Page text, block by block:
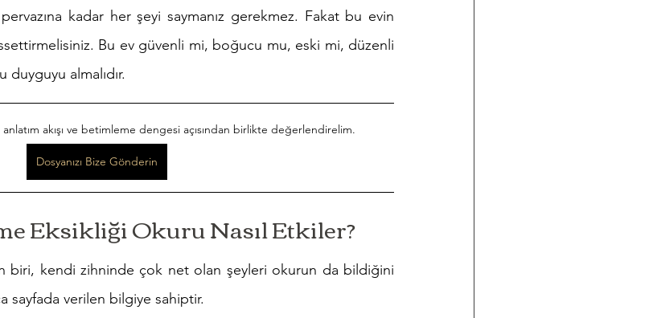
kadar her şeyi saymanız gerekmez. Fakat bu evin
Bu ev güvenli mi, boğucu mu, eski mi, düzenli
almalıdır.
akışı ve betimleme dengesi açısından birlikte değerlendirelim.
Dosyanızı Bize Gönderin
Eksikliği Okuru Nasıl Etkiler?
biri, kendi zihninde çok net olan şeyleri okurun da bildiğini
sayfada verilen bilgiye sahiptir.